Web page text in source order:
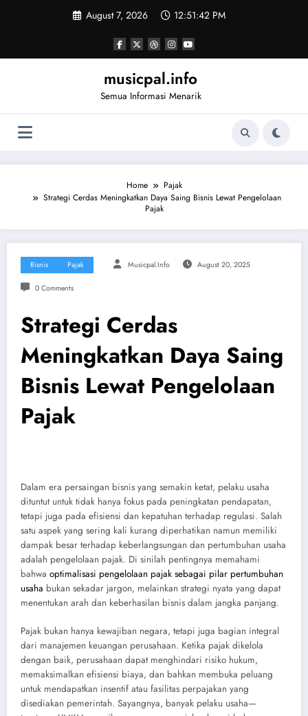
August 7, 2026 12:51:42 PM
musicpal.info
Semua Informasi Menarik
Home
Pajak
Strategi Cerdas Meningkatkan Daya Saing Bisnis Lewat Pengelolaan
Pajak
Bisnis Pajak Musicpal.info August 20, 2025
0 Comments
Strategi Cerdas
Meningkatkan Daya Saing
Bisnis Lewat Pengelolaan
Pajak
Dalam era persaingan bisnis yang semakin ketat, pelaku usaha
dituntut untuk tidak hanya fokus pada peningkatan pendapatan,
tetapi juga pada efisiensi dan kepatuhan terhadap regulasi. Salah
satu aspek yang sering kali kurang diperhatikan namun memiliki
dampak besar terhadap keberlangsungan dan pertumbuhan usaha
adalah pengelolaan pajak. Di sinilah pentingnya memahami
bahwa optimalisasi pengelolaan pajak sebagai pilar pertumbuhan
usaha bukan sekadar jargon, melainkan strategi nyata yang dapat
menentukan arah dan keberhasilan bisnis dalam jangka panjang.
Pajak bukan hanya kewajiban negara, tetapi juga bagian integral
dari manajemen keuangan perusahaan. Ketika pajak dikelola
dengan baik, perusahaan dapat menghindari risiko hukum,
memaksimalkan efisiensi biaya, dan bahkan membuka peluang
untuk mendapatkan insentif atau fasilitas perpajakan yang
disediakan pemerintah. Sayangnya, banyak pelaku usaha—